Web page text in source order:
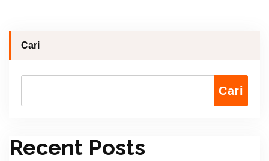
Cari
Cari
Recent Posts